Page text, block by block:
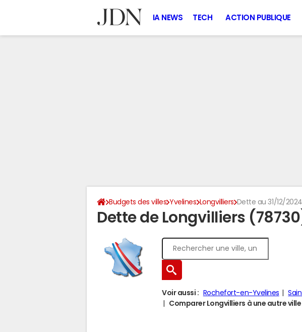
IA NEWS TECH ACTION PUBLIQUE
Budgets des villes Yvelines Longvilliers Dette au 31/12/2024
Dette de Longvilliers
Voir aussi : Rochefort-en-Yvelines
Comparer Longvilliers à une autre ville